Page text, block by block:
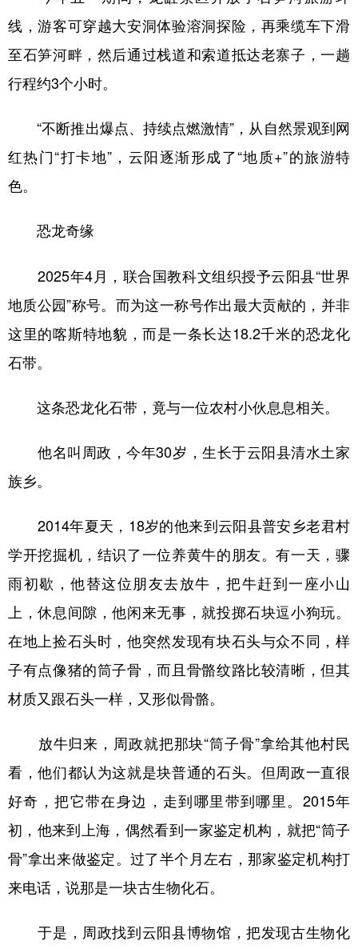
线，游客可穿越大安洞体验溶洞探险，再乘缆车下滑
至石笋河畔，然后通过栈道和索道抵达老寨子，一趟
行程约3个小时。
“不断推出爆点、持续点燃激情”，从自然景观到网
红热门“打卡地”，云阳逐渐形成了“地质+”的旅游特
色。
恐龙奇缘
2025年4月，联合国教科文组织授予云阳县“世界
地质公园”称号。而为这一称号作出最大贡献的，并非
这里的喀斯特地貌，而是一条长达18.2千米的恐龙化
石带。
这条恐龙化石带，竟与一位农村小伙息息相关。
他名叫周政，今年30岁，生长于云阳县清水土家
族乡。
2014年夏天，18岁的他来到云阳县普安乡老君村
学开挖掘机，结识了一位养黄牛的朋友。有一天，骤
雨初歇，他替这位朋友去放牛，把牛赶到一座小山
上，休息间隙，他闲来无事，就投掷石块逗小狗玩。
在地上捡石头时，他突然发现有块石头与众不同，样
子有点像猪的筒子骨，而且骨骼纹路比较清晰，但其
材质又跟石头一样，又形似骨骼。
放牛归来，周政就把那块“筒子骨”拿给其他村民
看，他们都认为这就是块普通的石头。但周政一直很
好奇，把它带在身边，走到哪里带到哪里。2015年
初，他来到上海，偶然看到一家鉴定机构，就把“筒子
骨”拿出来做鉴定。过了半个月左右，那家鉴定机构打
来电话，说那是一块古生物化石。
于是，周政找到云阳县博物馆，把发现古生物化